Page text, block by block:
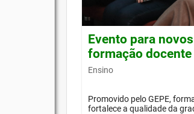
Evento para
formação docente
Ensino
Promovido pelo GEPE,
fortalece a qualidade da